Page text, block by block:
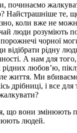
починаємо
Найстрашніше те,
коли вже не
люди розуміють
чорної
відібрати рідну
А нам для
рідних любов’ю,
життя. Ми
дрібниці, і все
що вони змінюють
людей.